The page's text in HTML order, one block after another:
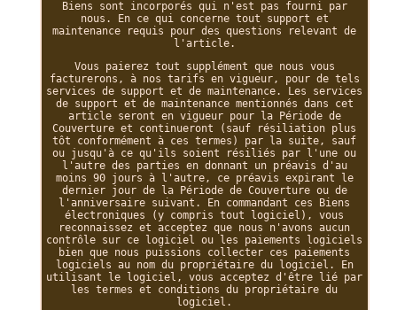
Biens sont incorporés qui n'est pas fourni par
nous. En ce qui concerne tout support et
maintenance requis pour des questions relevant de
l'article.
Vous paierez tout supplément que nous vous
facturerons, à nos tarifs en vigueur, pour de tels
services de support et de maintenance. Les services
de support et de maintenance mentionnés dans cet
article seront en vigueur pour la Période de
Couverture et continueront (sauf résiliation plus
tôt conformément à ces termes) par la suite, sauf
ou jusqu'à ce qu'ils soient résiliés par l'une ou
l'autre des parties en donnant un préavis d'au
moins 90 jours à l'autre, ce préavis expirant le
dernier jour de la Période de Couverture ou de
l'anniversaire suivant. En commandant ces Biens
électroniques (y compris tout logiciel), vous
reconnaissez et acceptez que nous n'avons aucun
contrôle sur ce logiciel ou les paiements logiciels
bien que nous puissions collecter ces paiements
logiciels au nom du propriétaire du logiciel. En
utilisant le logiciel, vous acceptez d'être lié par
les termes et conditions du propriétaire du
logiciel.